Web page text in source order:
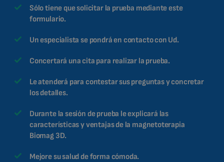
Sólo tiene que solicitar la prueba mediante este
formulario.
Un especialista se pondrá en contacto con Ud.
Concertará una cita para realizar la prueba.
Le atenderá para contestar sus preguntas y concretar
los detalles.
Durante la sesión de prueba le explicará las
características y ventajas de la magnetoterapia
Biomag 3D.
Mejore su salud de forma cómoda.